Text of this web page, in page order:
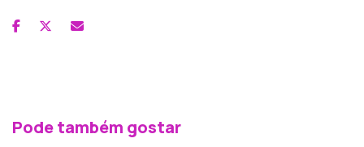
Pode também gostar